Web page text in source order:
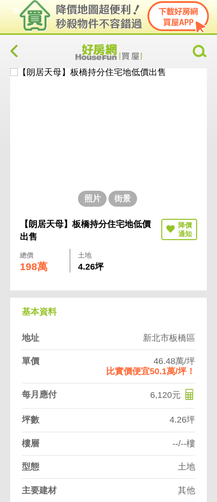
照片 街景
【朗居天母】板橋持分住宅地低價
出售
總價
198萬
土地
4.26坪
基本資料
地址 新北市板橋區
單價
46.48萬/坪
比實價便宜50.1萬/坪！
每月應付 6,120元
坪數 4.26坪
樓層 --/--樓
型態 土地
主要建材 其他